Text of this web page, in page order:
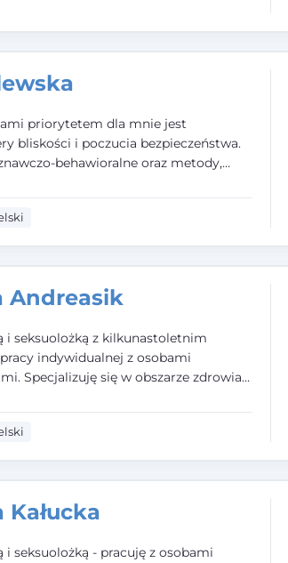
W mojej pracy na
priorytetem dla mnie jest
bliskości i poczucia bezpieczeństwa.
behawioralne oraz metody,
na rozwiązaniach (TSR). Te polegają na
celów (doprowadzeniu do
sytuacji) poprzez identyfikowanie i
Andreasik
i seksuolożką z kilkunastoletnim
indywidualnej z osobami
Specjalizuję się w obszarze zdrowia
kryzysów życiowych i wypalenia
w języku polskim i angielskim, w
opartym na partnerstwie i
i seksuolożką - pracuję z osobami